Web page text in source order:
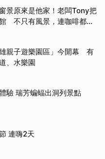
景原來是他家！老闆Tony把
不只有風景，連咖啡都好
親子遊樂園區」今開幕 有
、水樂園
驗 瑞芳蝙蝠出洞列景點
連嗨2天